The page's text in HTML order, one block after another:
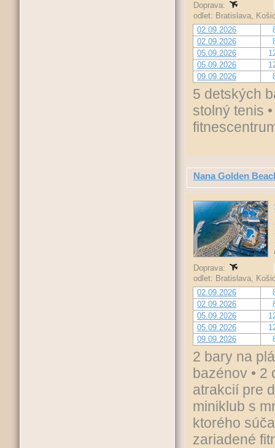
Doprava:
odlet: Bratislava,
02.09.2026
02.09.2026
05.09.2026
05.09.2026
09.09.2026
5 detských
stolný tenis
Nana Golden
Doprava:
odlet: Bratislava,
02.09.2026
02.09.2026
05.09.2026
05.09.2026
09.09.2026
2 bary na
bazénov • 2
atrakcií pre
miniklub s
ktorého
zariadené